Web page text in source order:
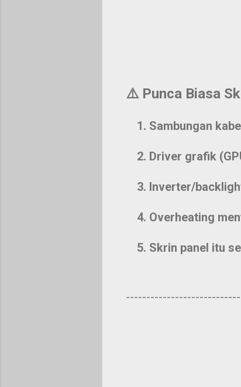
⚠️ Punca Biasa
Sambungan
Driver grafik
Inverter/
Overheating
Skrin panel itu